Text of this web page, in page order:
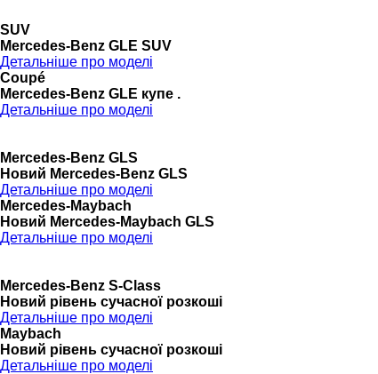
SUV
Mercedes-Benz GLE SUV
Детальніше про моделі
Coupé
Mercedes-Benz GLE купе .
Детальніше про моделі
Mercedes-Benz GLS
Новий Mercedes-Benz GLS
Детальніше про моделі
Mercedes-Maybach
Новий Mercedes-Maybach GLS
Детальніше про моделі
Mercedes-Benz S-Class
Новий рівень сучасної розкоші
Детальніше про моделі
Maybach
Новий рівень сучасної розкоші
Детальніше про моделі